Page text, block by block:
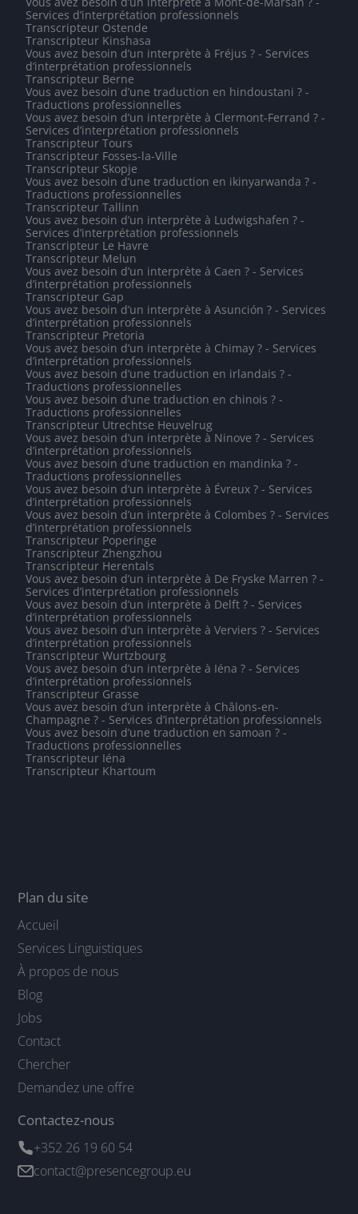
Services d’interprétation professionnels
Transcripteur Ostende
Transcripteur Kinshasa
Vous avez besoin d’un interprète à Fréjus ? - Services
d’interprétation professionnels
Transcripteur Berne
Vous avez besoin d’une traduction en hindoustani ? -
Traductions professionnelles
Vous avez besoin d’un interprète à Clermont-Ferrand ? -
Services d’interprétation professionnels
Transcripteur Tours
Transcripteur Fosses-la-Ville
Transcripteur Skopje
Vous avez besoin d’une traduction en ikinyarwanda ? -
Traductions professionnelles
Transcripteur Tallinn
Vous avez besoin d’un interprète à Ludwigshafen ? -
Services d’interprétation professionnels
Transcripteur Le Havre
Transcripteur Melun
Vous avez besoin d’un interprète à Caen ? - Services
d’interprétation professionnels
Transcripteur Gap
Vous avez besoin d’un interprète à Asunción ? - Services
d’interprétation professionnels
Transcripteur Pretoria
Vous avez besoin d’un interprète à Chimay ? - Services
d’interprétation professionnels
Vous avez besoin d’une traduction en irlandais ? -
Traductions professionnelles
Vous avez besoin d’une traduction en chinois ? -
Traductions professionnelles
Transcripteur Utrechtse Heuvelrug
Vous avez besoin d’un interprète à Ninove ? - Services
d’interprétation professionnels
Vous avez besoin d’une traduction en mandinka ? -
Traductions professionnelles
Vous avez besoin d’un interprète à Évreux ? - Services
d’interprétation professionnels
Vous avez besoin d’un interprète à Colombes ? - Services
d’interprétation professionnels
Transcripteur Poperinge
Transcripteur Zhengzhou
Transcripteur Herentals
Vous avez besoin d’un interprète à De Fryske Marren ? -
Services d’interprétation professionnels
Vous avez besoin d’un interprète à Delft ? - Services
d’interprétation professionnels
Vous avez besoin d’un interprète à Verviers ? - Services
d’interprétation professionnels
Transcripteur Wurtzbourg
Vous avez besoin d’un interprète à Iéna ? - Services
d’interprétation professionnels
Transcripteur Grasse
Vous avez besoin d’un interprète à Châlons-en-
Champagne ? - Services d’interprétation professionnels
Vous avez besoin d’une traduction en samoan ? -
Traductions professionnelles
Transcripteur Iéna
Transcripteur Khartoum
Plan du site
Accueil
Services Linguistiques
À propos de nous
Blog
Jobs
Contact
Chercher
Demandez une offre
Contactez-nous
+352 26 19 60 54
contact@presencegroup.eu